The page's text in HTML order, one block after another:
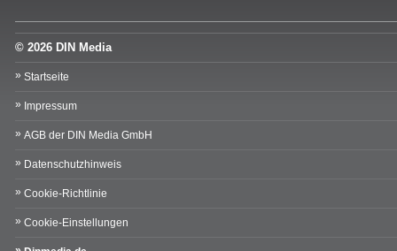
© 2026 DIN Media
Startseite
Impressum
AGB der DIN Media GmbH
Datenschutzhinweis
Cookie-Richtlinie
Cookie-Einstellungen